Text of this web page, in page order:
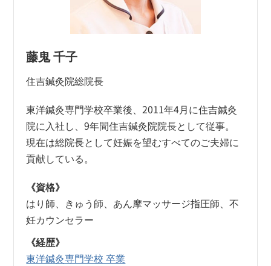
藤鬼 千子
住吉鍼灸院総院長
東洋鍼灸専門学校卒業後、2011年4月に住吉鍼灸
院に入社し、9年間住吉鍼灸院院長として従事。
現在は総院長として妊娠を望むすべてのご夫婦に
貢献している。
《資格》
はり師、きゅう師、あん摩マッサージ指圧師、不
妊カウンセラー
《経歴》
東洋鍼灸専門学校 卒業